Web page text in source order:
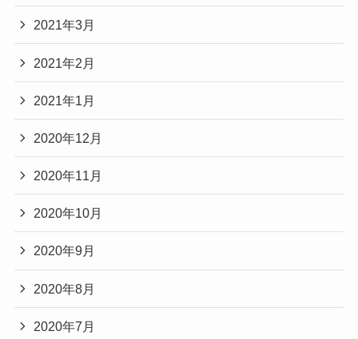
2021年3月
2021年2月
2021年1月
2020年12月
2020年11月
2020年10月
2020年9月
2020年8月
2020年7月